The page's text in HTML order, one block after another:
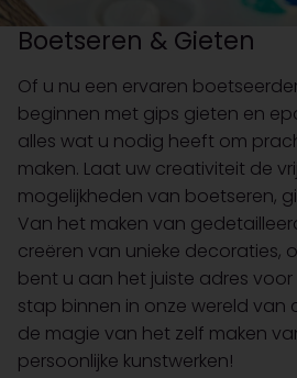
Boetseren & Gieten
Of u nu een ervaren
beginnen met gips gieten en
alles wat u nodig heeft om
maken. Laat uw creativiteit de
mogelijkheden van boetseren,
Van het maken van
creëren van unieke decoraties,
bent u aan het juiste adres
stap binnen in onze wereld van
de magie van het zelf maken
persoonlijke kunstwerken!